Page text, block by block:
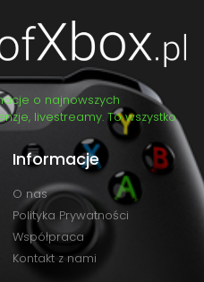
o najnowszych
livestreamy. To wszystko
Informacje
O nas
Polityka Prywatności
Współpraca
Kontakt z nami